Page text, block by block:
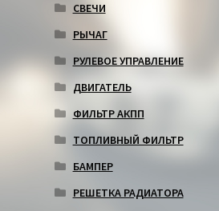
СВЕЧИ
РЫЧАГ
РУЛЕВОЕ УПРАВЛЕНИЕ
ДВИГАТЕЛЬ
ФИЛЬТР АКПП
ТОПЛИВНЫЙ ФИЛЬТР
БАМПЕР
РЕШЕТКА РАДИАТОРА